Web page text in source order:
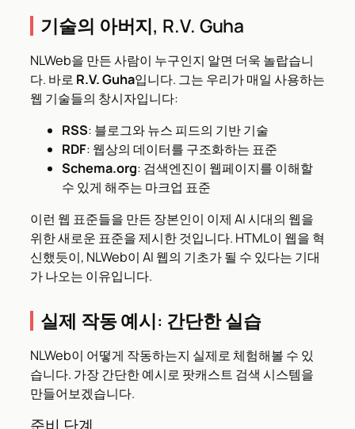
기술의 아버지, R.V. Guha
NLWeb을 만든 사람이 누구인지 알면 더욱 놀랍습니
다. 바로 R.V. Guha입니다. 그는 우리가 매일 사용하는
웹 기술들의 창시자입니다:
RSS: 블로그와 뉴스 피드의 기반 기술
RDF: 웹상의 데이터를 구조화하는 표준
Schema.org: 검색엔진이 웹페이지를 이해할
수 있게 해주는 마크업 표준
이런 웹 표준들을 만든 장본인이 이제 AI 시대의 웹을
위한 새로운 표준을 제시한 것입니다. HTML이 웹을 혁
신했듯이, NLWeb이 AI 웹의 기초가 될 수 있다는 기대
가 나오는 이유입니다.
실제 작동 예시: 간단한 실습
NLWeb이 어떻게 작동하는지 실제로 체험해볼 수 있
습니다. 가장 간단한 예시로 팟캐스트 검색 시스템을
만들어보겠습니다.